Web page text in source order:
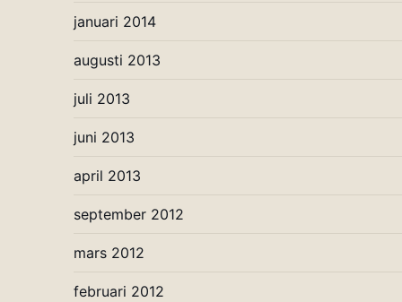
januari 2014
augusti 2013
juli 2013
juni 2013
april 2013
september 2012
mars 2012
februari 2012